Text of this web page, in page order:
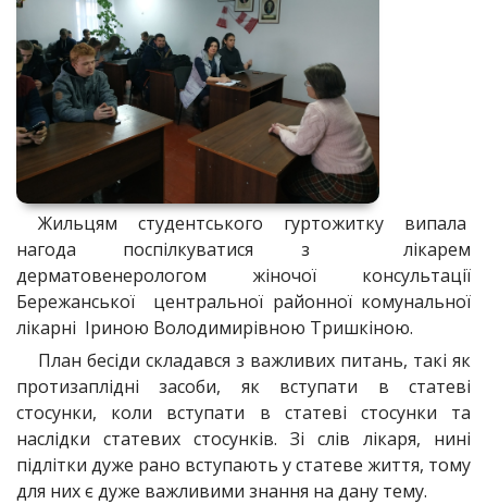
Жильцям студентського гуртожитку випала
нагода поспілкуватися з лікарем
дерматовенерологом жіночої консультації
Бережанської центральної районної комунальної
лікарні Іриною Володимирівною Тришкіною.
План бесіди складався з важливих питань, такі як
протизаплідні засоби, як вступати в статеві
стосунки, коли вступати в статеві стосунки та
наслідки статевих стосунків. Зі слів лікаря, нині
підлітки дуже рано вступають у статеве життя, тому
для них є дуже важливими знання на дану тему.